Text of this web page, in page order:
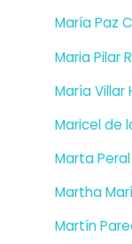
María Paz
Maria Pilar
María Villar
Maricel de
Marta
Martha
Martín